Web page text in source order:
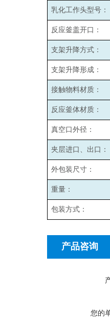
乳化工作头型号：
反应釜盖开口：
支架升降方式：
支架升降形成：
接触物料材质：
反应釜体材质：
真空口外径：
夹层进口、出口：
外包装尺寸：
重量：
包装方式：
产品咨询
您的